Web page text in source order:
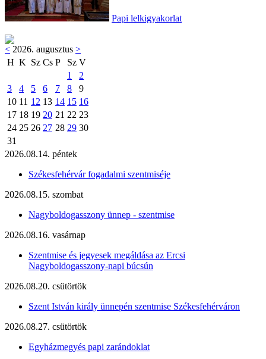
Papi lelkigyakorlat
< 2026. augusztus >
H K Sz Cs P Sz V
1
2
3
4 5 6 7 8
9
10 11 12 13 14 15 16
17 18 19 20 21 22 23
24 25 26 27 28 29 30
31
2026.08.14. péntek
Székesfehérvár fogadalmi szentmiséje
2026.08.15. szombat
Nagyboldogasszony ünnep - szentmise
2026.08.16. vasárnap
Szentmise és jegyesek megáldása az Ercsi
Nagyboldogasszony-napi búcsún
2026.08.20. csütörtök
Szent István király ünnepén szentmise Székesfehérváron
2026.08.27. csütörtök
Egyházmegyés papi zarándoklat